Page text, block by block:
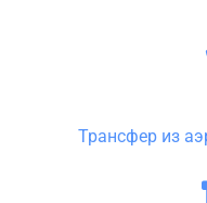
Трансфер из